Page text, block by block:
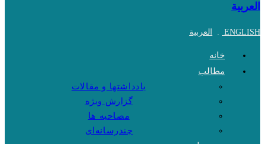
العربية
ENGLISH
. العربية
خانه
مطالب
یادداشتها و مقالات
گزارش ویژه
مصاحبه ها
چندرسانه‌ای